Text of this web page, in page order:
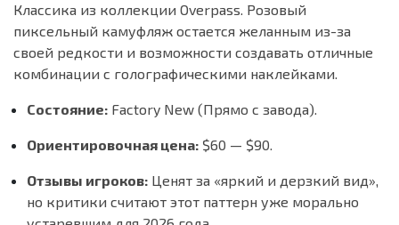
Классика из коллекции Overpass. Розовый
пиксельный камуфляж остается желанным из-за
своей редкости и возможности создавать отличные
комбинации с голографическими наклейками.
Состояние: Factory New (Прямо с завода).
Ориентировочная цена: $60 — $90.
Отзывы игроков: Ценят за «яркий и дерзкий вид»,
но критики считают этот паттерн уже морально